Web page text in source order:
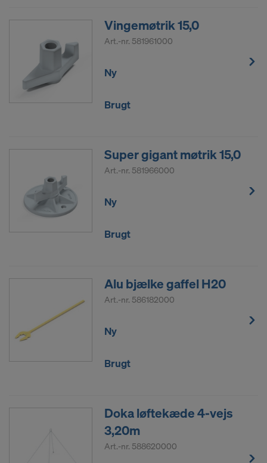
Vingemøtrik 15,0
Art.-nr. 581961000
Ny
Brugt
Super gigant møtrik 15,0
Art.-nr. 581966000
Ny
Brugt
Alu bjælke gaffel H20
Art.-nr. 586182000
Ny
Brugt
Doka løftekæde 4-vejs
3,20m
Art.-nr. 588620000